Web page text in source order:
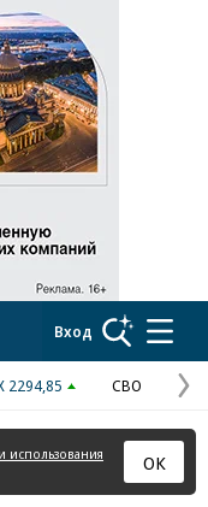
ad
Вход
2294,85 СВО
использования
ОК